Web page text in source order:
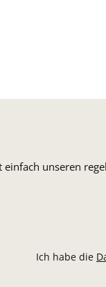
einfach unseren
Ich habe die